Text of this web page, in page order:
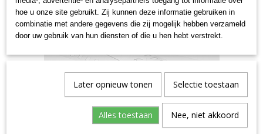
hoe u onze site gebruikt. Zij kunnen deze informatie gebruiken in
combinatie met andere gegevens die zij mogelijk hebben verzameld
door uw gebruik van hun diensten of die u hen hebt verstrekt.
Later opnieuw tonen Selectie toestaan
Alles toestaan Nee, niet akkoord